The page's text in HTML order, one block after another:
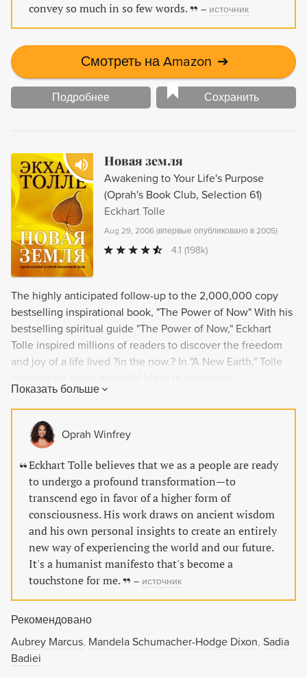
convey so much in so few words.
– источник
Смотреть на Amazon ➔
Подробнее Сохранить
Новая земля
Awakening to Your Life's Purpose
(Oprah's Book Club, Selection 61)
Eckhart Tolle
Aug 29, 2006 (впервые опубликовано в 2005)
4.1 (198k)
The highly anticipated follow-up to the 2,000,000 copy
bestselling inspirational book, "The Power of Now" With his
bestselling spiritual guide "The Power of Now," Eckhart
Tolle inspired millions of readers to discover the freedom
and joy of a life lived ?in the now.? In "A New Earth," Tolle
transcending our ego-based state of consciousness is not
only essential to personal happiness, but also the key to
ending conflict and suffering throughout the world. Tolle
describes how our attachment to the ego creates the
dysfunction that leads to anger, jealousy, and unhappiness,
and shows readers how to awaken to a new state of
consciousness and follow the path to a truly fulfilling
existence. "The Power of Now" was a question-and-answer
handbook. "A New Earth" has been written as a traditional
narrative, offering anecdotes and philosophies in a way that
is accessible to all. Illuminating, enlightening, and uplifting,
"A New Earth" is a profoundly spiritual manifesto for a better
Показать больше
Oprah Winfrey
Eckhart Tolle believes that we as a people are ready
to undergo a profound transformation—to
transcend ego in favor of a higher form of
consciousness. His work draws on ancient wisdom
and his own personal insights to create an entirely
new way of experiencing the world and our future.
It's a humanist manifesto that's become a
touchstone for me.
– источник
Рекомендовано
Aubrey Marcus Mandela Schumacher-Hodge Dixon Sadia
Badiei